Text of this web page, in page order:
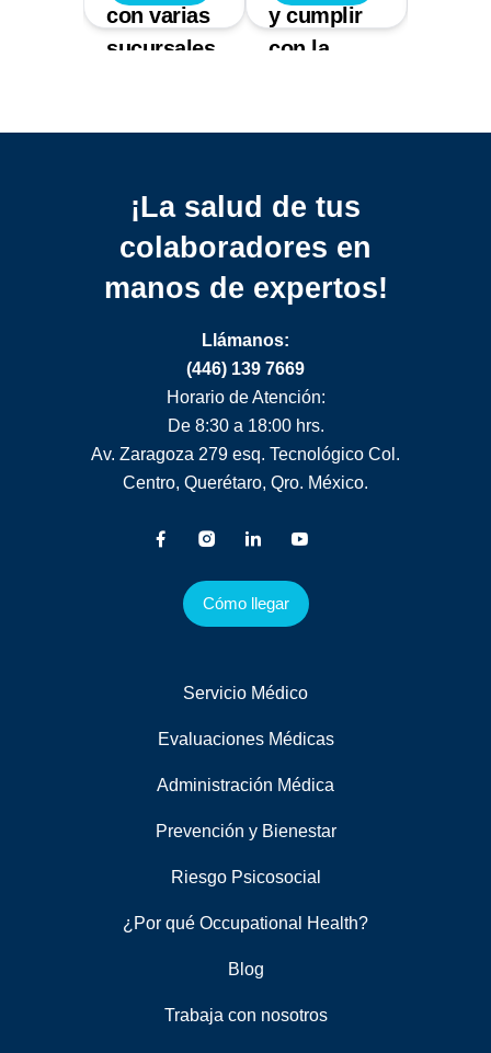
con varias
sucursales
y cumplir
con la
¡La salud de tus
colaboradores en
manos de expertos!
Llámanos:
(446) 139 7669
Horario de Atención:
De 8:30 a 18:00 hrs.
Av. Zaragoza 279 esq. Tecnológico Col.
Centro, Querétaro, Qro. México.
Cómo llegar
Servicio Médico
Evaluaciones Médicas
Administración Médica
Prevención y Bienestar
Riesgo Psicosocial
¿Por qué Occupational Health?
Blog
Trabaja con nosotros